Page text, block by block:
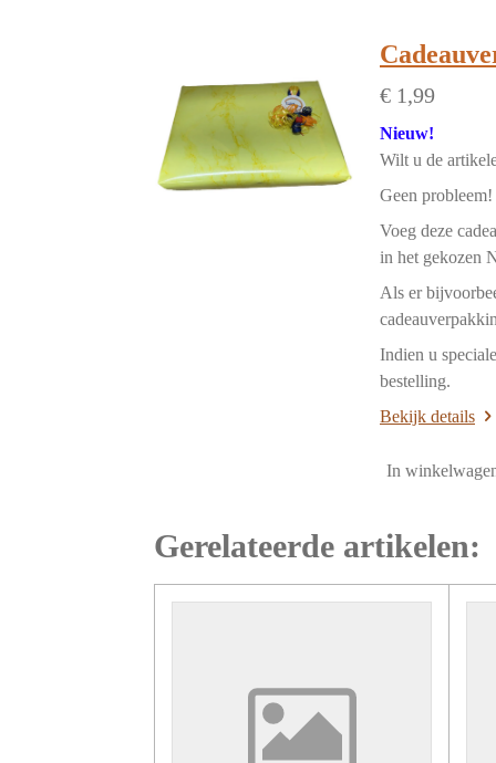
€ 1,99
Nieuw!
Wilt u de
Geen probleem!
Voeg deze
in het gekozen
Als er
Indien u
bestelling.
Bekijk details
In
Gerelateerde artikelen: